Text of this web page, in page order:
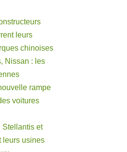
leurs
chinoises
Nissan : les
rampe
voitures
Stellantis et
leurs usines